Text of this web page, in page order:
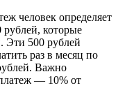
человек определяет
которые
Эти 500 рублей
раз в месяц по
Важно
— 10% от